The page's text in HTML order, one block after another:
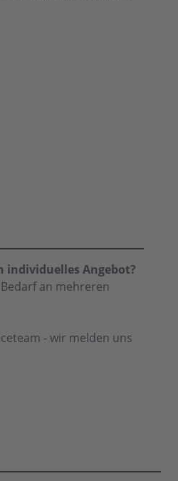
individuelles Angebot?
an mehreren
- wir melden uns